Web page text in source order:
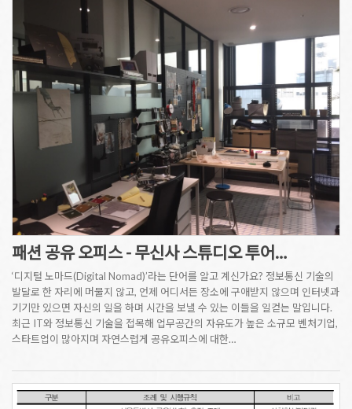
패션 공유 오피스 - 무신사 스튜디오 투어…
‘디지털 노마드(Digital Nomad)’라는 단어를 알고 계신가요? 정보통신 기술의
발달로 한 자리에 머물지 않고, 언제 어디서든 장소에 구애받지 않으며 인터넷과
기기만 있으면 자신의 일을 하며 시간을 보낼 수 있는 이들을 일컫는 말입니다.
최근 IT와 정보통신 기술을 접목해 업무공간의 자유도가 높은 소규모 벤처기업,
스타트업이 많아지며 자연스럽게 공유오피스에 대한…